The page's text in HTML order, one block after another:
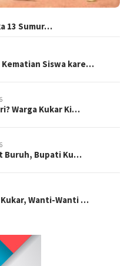
13 Sumur…
Kematian Siswa kare…
Warga Kukar Ki…
Buruh, Bupati Ku…
Kukar, Wanti-Wanti …